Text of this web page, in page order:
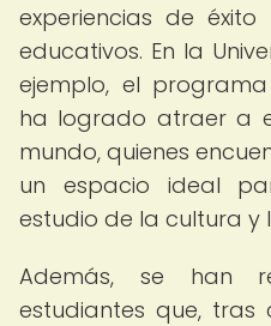
experiencias de
educativos. En la
ejemplo, el
ha logrado atraer a
mundo, quienes
un espacio ideal
estudio de la cultura y
Además, se han
estudiantes que,